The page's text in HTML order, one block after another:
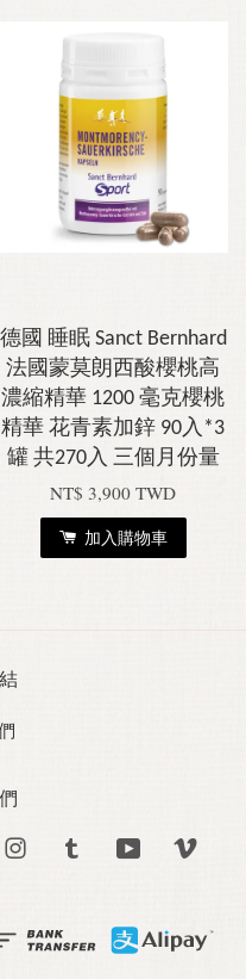
德國 睡眠 Sanct Bernhard
法國蒙莫朗西酸櫻桃高
濃縮精華 1200 毫克櫻桃
精華 花青素加鋅 90入*3
罐 共270入 三個月份量
NT$ 3,900 TWD
加入購物車
Instagram Tumblr YouTube